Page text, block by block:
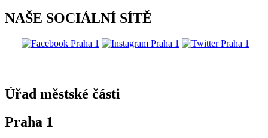
NAŠE SOCIÁLNÍ SÍTĚ
Úřad městské části
Praha 1